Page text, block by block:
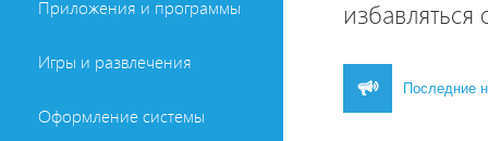
Приложения и программы
Игры и развлечения
Оформление системы
Последние